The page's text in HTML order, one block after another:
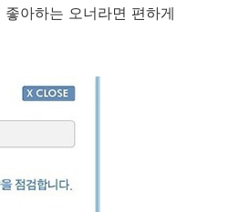
아하는 오너라면 편하게